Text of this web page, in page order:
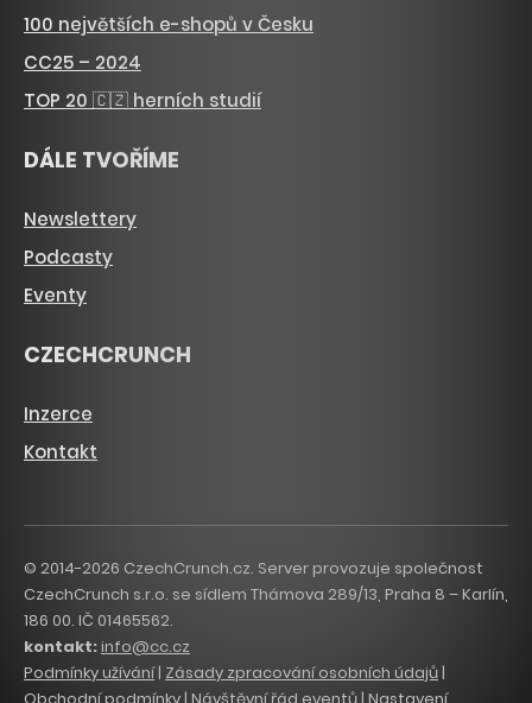
100 největších e-shopů v Česku
CC25 – 2024
TOP 20 🇨🇿 herních studií
DÁLE TVOŘÍME
Newslettery
Podcasty
Eventy
CZECHCRUNCH
Inzerce
Kontakt
© 2014-2026 CzechCrunch.cz. Server provozuje společnost
CzechCrunch s.r.o. se sídlem Thámova 289/13, Praha 8 – Karlín,
186 00. IČ 01465562.
kontakt:info@cc.cz
Podmínky užívání| Zásady zpracování osobních údajů|